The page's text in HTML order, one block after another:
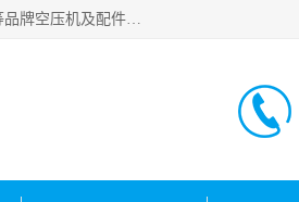
绍兴金戈贸易有限公司主要经营品牌：美国寿力、英格索兰、复盛FS-ELLIOTT，库伯COOPER、阿特拉斯等品牌空压机及配件销售；承接全厂空气压缩机管理、维护保养；节能改造；气体干燥机销售、维护、维修、保养。销售各种品牌空压机空气滤芯、油滤芯、油气分离器；精密过滤器滤芯；除油雾滤芯；抽真空滤芯，消音器，疏水器。劳务承接：全厂空压机维修保养工程，安装工程；移机或汰换工程；节能改造工程等。